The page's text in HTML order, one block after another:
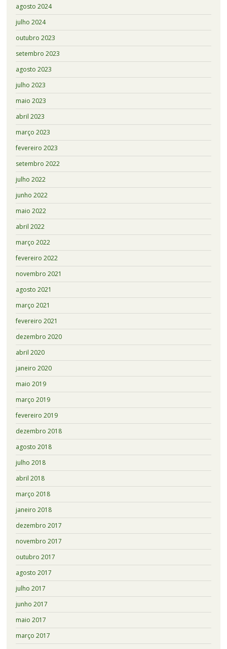
agosto 2024
julho 2024
outubro 2023
setembro 2023
agosto 2023
julho 2023
maio 2023
abril 2023
março 2023
fevereiro 2023
setembro 2022
julho 2022
junho 2022
maio 2022
abril 2022
março 2022
fevereiro 2022
novembro 2021
agosto 2021
março 2021
fevereiro 2021
dezembro 2020
abril 2020
janeiro 2020
maio 2019
março 2019
fevereiro 2019
dezembro 2018
agosto 2018
julho 2018
abril 2018
março 2018
janeiro 2018
dezembro 2017
novembro 2017
outubro 2017
agosto 2017
julho 2017
junho 2017
maio 2017
março 2017